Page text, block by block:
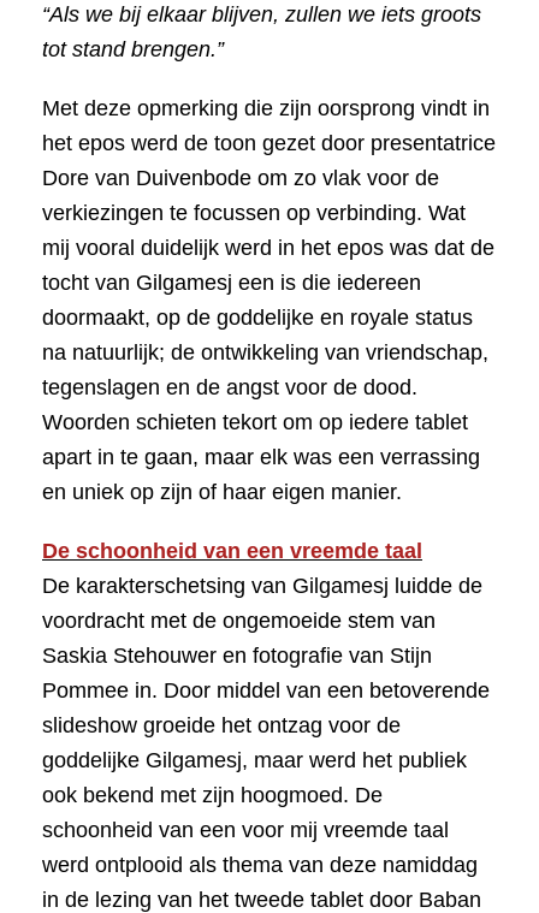
“Als we bij elkaar blijven, zullen we iets groots
tot stand brengen.”
Met deze opmerking die zijn oorsprong vindt in
het epos werd de toon gezet door presentatrice
Dore van Duivenbode om zo vlak voor de
verkiezingen te focussen op verbinding. Wat
mij vooral duidelijk werd in het epos was dat de
tocht van Gilgamesj een is die iedereen
doormaakt, op de goddelijke en royale status
na natuurlijk; de ontwikkeling van vriendschap,
tegenslagen en de angst voor de dood.
Woorden schieten tekort om op iedere tablet
apart in te gaan, maar elk was een verrassing
en uniek op zijn of haar eigen manier.
De schoonheid van een vreemde taal
De karakterschetsing van Gilgamesj luidde de
voordracht met de ongemoeide stem van
Saskia Stehouwer en fotografie van Stijn
Pommee in. Door middel van een betoverende
slideshow groeide het ontzag voor de
goddelijke Gilgamesj, maar werd het publiek
ook bekend met zijn hoogmoed. De
schoonheid van een voor mij vreemde taal
werd ontplooid als thema van deze namiddag
in de lezing van het tweede tablet door Baban